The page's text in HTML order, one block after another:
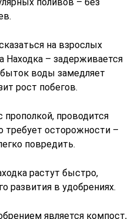
на взрослых
Находка – задерживается
воды замедляет
рост побегов.
проводится
требует осторожности –
повредить.
растут быстро,
развития в удобрениях.
является компост,